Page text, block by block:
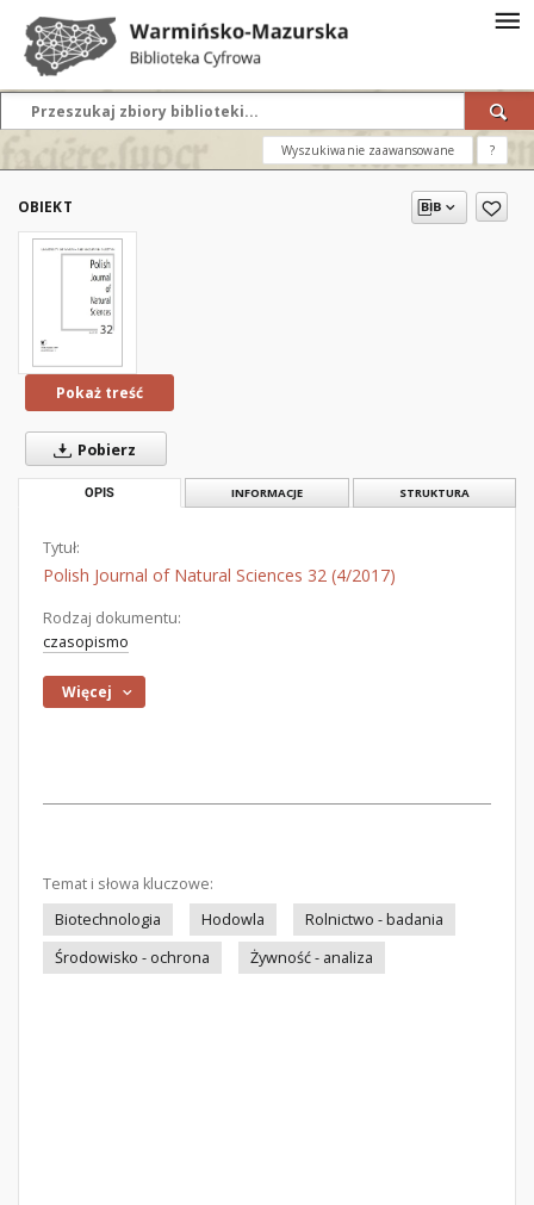
Wyszukiwanie zaawansowane ?
OBIEKT
Pokaż treść
Pobierz
OPIS INFORMACJE STRUKTURA
Tytuł:
Polish Journal of Natural Sciences 32 (4/2017)
Rodzaj dokumentu:
czasopismo
Więcej
Temat i słowa kluczowe:
Biotechnologia
Hodowla
Rolnictwo - badania
Środowisko - ochrona
Żywność - analiza